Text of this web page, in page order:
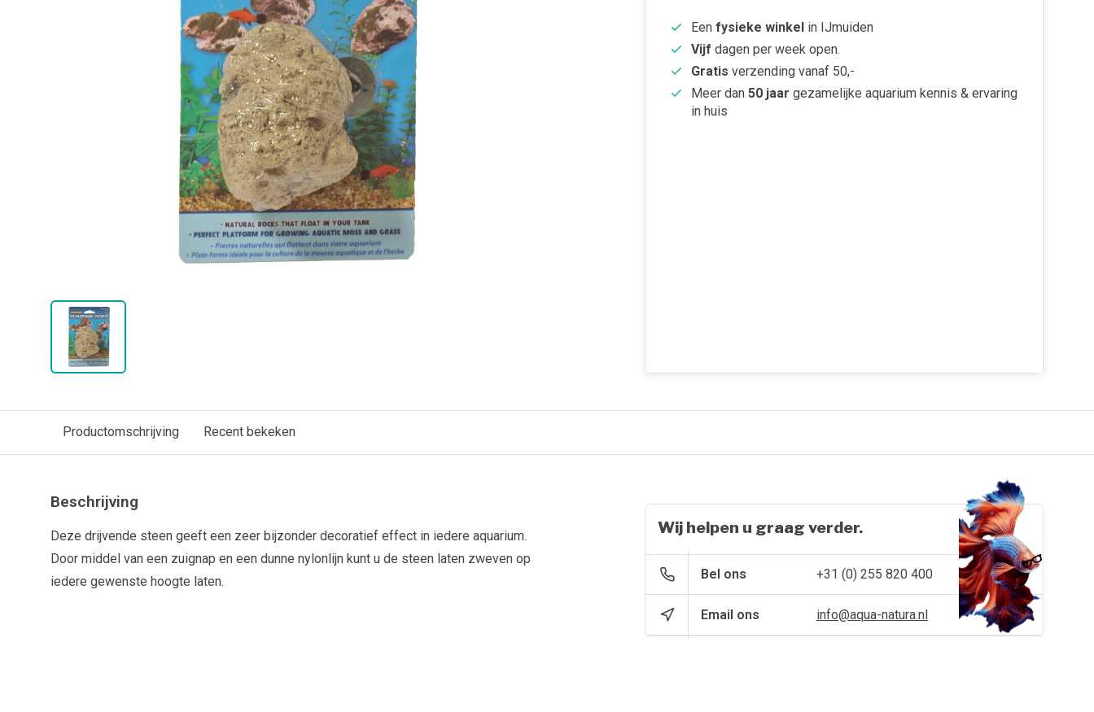
Een fysieke winkel in IJmuiden
Vijf dagen per week open.
Gratis verzending vanaf 50,-
Meer dan 50 jaar gezamelijke aquarium kennis & ervaring
in huis
Productomschrijving Recent bekeken
Beschrijving
Deze drijvende steen geeft een zeer bijzonder decoratief effect in iedere aquarium.
Door middel van een zuignap en een dunne nylonlijn kunt u de steen laten zweven op
iedere gewenste hoogte laten.
Wij helpen u graag verder.
Bel ons +31 (0) 255 820 400
Email ons info@aqua-natura.nl